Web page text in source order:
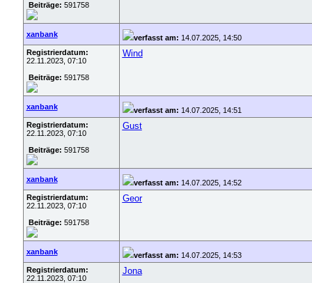
Beiträge: 591758
xanbank verfasst am: 14.07.2025, 14:50
Registrierdatum:
22.11.2023, 07:10
Beiträge: 591758
Wind
xanbank verfasst am: 14.07.2025, 14:51
Registrierdatum:
22.11.2023, 07:10
Beiträge: 591758
Gust
xanbank verfasst am: 14.07.2025, 14:52
Registrierdatum:
22.11.2023, 07:10
Beiträge: 591758
Geor
xanbank verfasst am: 14.07.2025, 14:53
Registrierdatum:
22.11.2023, 07:10
Jona